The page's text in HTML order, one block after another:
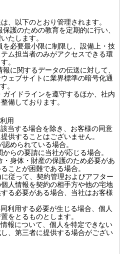
、以下のとおり管理されます。
護のための教育を定期的に行い、
たします。
必要最小限に制限し、設備上・技
ム担当者のみがアクセスできる環
。
に関するデータの伝送に対して、
ェブサイトに業界標準の暗号化通
。
イドラインを遵守するほか、社内
備しております。
用
当する場合を除き、お客様の同意
供することはございません。
められている場合。
らの要請に当社が応じる場合。
身体・財産の保護のため必要があ
ことが困難である場合。
従って、契約管理およびアフター
人情報を契約の相手方や他の宅地
る必要がある場合、当社はお客様
利用する必要が生じる場合、個人
をとるものとします。
報について、個人を特定できない
、第三者に提供する場合がござい